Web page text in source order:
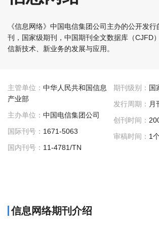
《信息网络》中国电信集团公司主办的公开发
刊，国家级期刊，中国期刊全文数据库（CJFD
信新技术、新业务的发展与应用。
主管单位： 中华人民共和国信息
产业部
主办单位： 中国电信集团公司
国际刊号： 1671-5063
国内刊号： 11-4781/TN
期刊级别： 国
发行周期： 月
创刊时间：
审稿时间： 1
信息网络期刊介绍